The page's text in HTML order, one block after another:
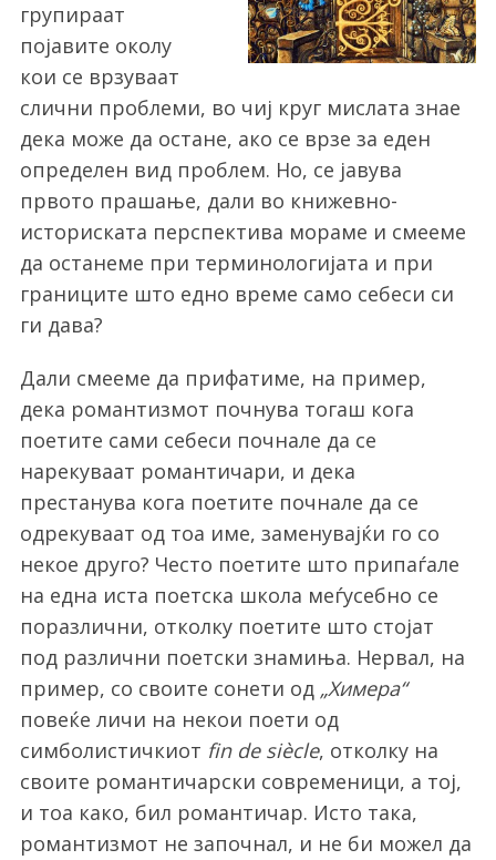
групираат
појавите околу
кои се врзуваат
слични проблеми, во чиј круг мислата знае
дека може да остане, ако се врзе за еден
определен вид проблем. Но, се јавува
првото прашање, дали во книжевно-
историската перспектива мораме и смееме
да останеме при терминологијата и при
границите што едно време само себеси си
ги дава?
Дали смееме да прифатиме, на пример,
дека романтизмот почнува тогаш кога
поетите сами себеси почнале да се
нарекуваат романтичари, и дека
престанува кога поетите почнале да се
одрекуваат од тоа име, заменувајќи го со
некое друго? Често поетите што припаѓале
на една иста поетска школа меѓусебно се
поразлични, отколку поетите што стојат
под различни поетски знамиња. Нервал, на
пример, со своите сонети од „Химера“
повеќе личи на некои поети од
симболистичкиот fin de siècle, отколку на
своите романтичарски современици, а тој,
и тоа како, бил романтичар. Исто така,
романтизмот не започнал, и не би можел да